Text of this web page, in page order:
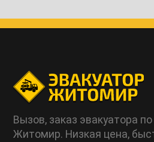
Вызов, заказ эвакуатора
Житомир. Низкая цена,